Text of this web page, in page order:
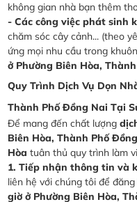
không gian nhà bạn thêm
- Các công việc phát sinh
chăm sóc cây cảnh... (theo
ứng mọi nhu cầu trong
ở Phường Biên Hòa,
Quy Trình Dịch Vụ Dọn
Thành Phố Đồng Nai Tại
Để mang đến chất lượng
Biên Hòa, Thành Phố
Hòa tuân thủ quy trình làm
1. Tiếp nhận thông tin và
liên hệ với chúng tôi để
giờ ở Phường Biên Hòa,